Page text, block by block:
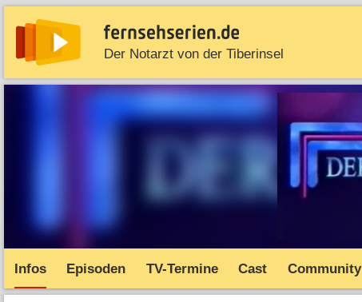
Der Notarzt von der Tiberinsel
News Entdecken Streaming TV-Starts
Infos Episoden TV-Termine Cast Community